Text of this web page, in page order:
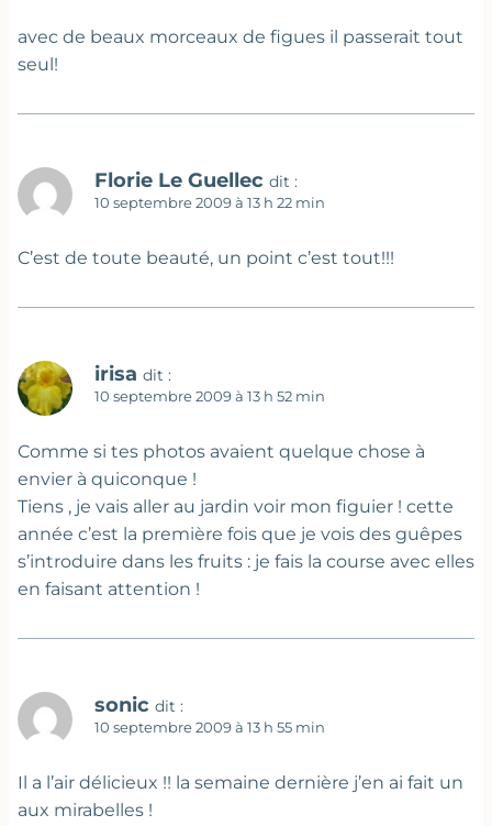
avec de beaux morceaux de figues il passerait tout
seul!
Florie Le Guellec dit :
10 septembre 2009 à 13 h 22 min
C’est de toute beauté, un point c’est tout!!!
irisa dit :
10 septembre 2009 à 13 h 52 min
Comme si tes photos avaient quelque chose à
envier à quiconque !
Tiens , je vais aller au jardin voir mon figuier ! cette
année c’est la première fois que je vois des guêpes
s’introduire dans les fruits : je fais la course avec elles
en faisant attention !
sonic dit :
10 septembre 2009 à 13 h 55 min
Il a l’air délicieux !! la semaine dernière j’en ai fait un
aux mirabelles !